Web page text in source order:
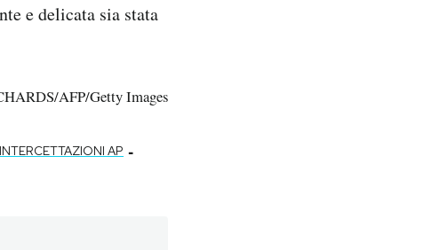
e delicata sia stata
AFP/Getty Images
INTERCETTAZIONI AP -